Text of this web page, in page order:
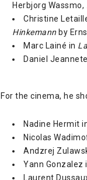
Herbjorg Wassmo,
Christine
Hinkemann by
Marc Lainé in
Daniel
For the cinema, he
Nadine Hermit
Nicolas
Andzrej
Yann Gonzalez
Laurent